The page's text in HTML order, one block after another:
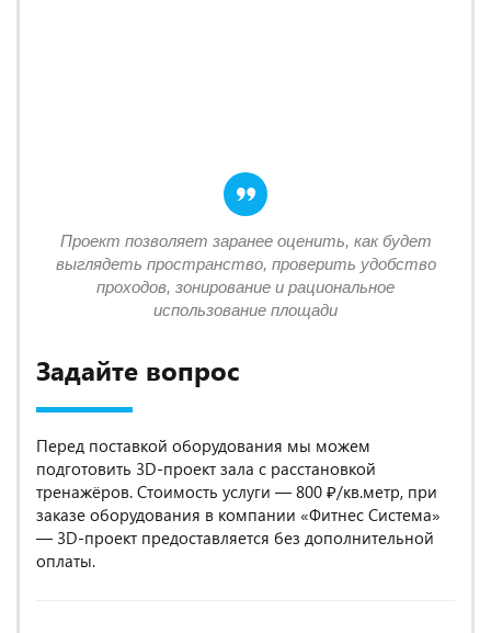
Задайте вопрос
Перед поставкой оборудования мы можем
подготовить 3D-проект зала с расстановкой
тренажёров. Стоимость услуги — 800 ₽/кв.метр, при
заказе оборудования в компании «Фитнес Система»
— 3D-проект предоставляется без дополнительной
оплаты.
Проект позволяет заранее оценить, как будет
выглядеть пространство, проверить удобство
проходов, зонирование и рациональное
использование площади